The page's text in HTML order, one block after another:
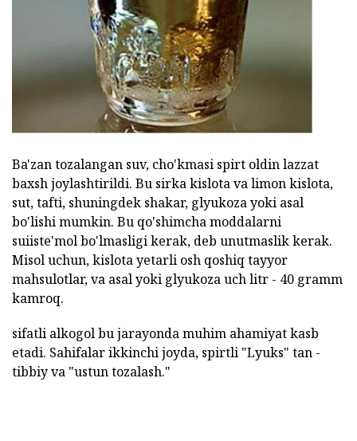
Ba'zan tozalangan suv, cho'kmasi spirt oldin lazzat
baxsh joylashtirildi. Bu sirka kislota va limon kislota,
sut, tafti, shuningdek shakar, glyukoza yoki asal
bo'lishi mumkin. Bu qo'shimcha moddalarni
suiiste'mol bo'lmasligi kerak, deb unutmaslik kerak.
Misol uchun, kislota yetarli osh qoshiq tayyor
mahsulotlar, va asal yoki glyukoza uch litr - 40 gramm
kamroq.
sifatli alkogol bu jarayonda muhim ahamiyat kasb
etadi. Sahifalar ikkinchi joyda, spirtli "Lyuks" tan -
tibbiy va "ustun tozalash."